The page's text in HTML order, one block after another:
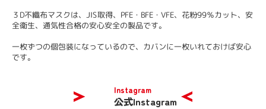
３D不織布マスクは、JIS取得、PFE・BFE・VFE、花粉99％カット、安
全衛生、通気性合格の安心安全の製品です。
一枚ずつの個包装になっているので、カバンに一枚いれておけば安心
です。
Instagram
公式Instagram